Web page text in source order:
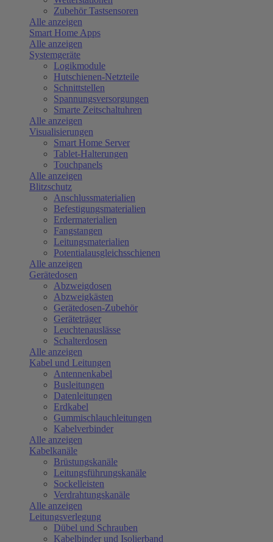
Zubehör Tastsensoren
Alle anzeigen
Smart Home Apps
Alle anzeigen
Systemgeräte
Logikmodule
Hutschienen-Netzteile
Schnittstellen
Spannungsversorgungen
Smarte Zeitschaltuhren
Alle anzeigen
Visualisierungen
Smart Home Server
Tablet-Halterungen
Touchpanels
Alle anzeigen
Blitzschutz
Anschlussmaterialien
Befestigungsmaterialien
Erdermaterialien
Fangstangen
Leitungsmaterialien
Potentialausgleichsschienen
Alle anzeigen
Gerätedosen
Abzweigdosen
Abzweigkästen
Gerätedosen-Zubehör
Geräteträger
Leuchtenauslässe
Schalterdosen
Alle anzeigen
Kabel und Leitungen
Antennenkabel
Busleitungen
Datenleitungen
Erdkabel
Gummischlauchleitungen
Kabelverbinder
Alle anzeigen
Kabelkanäle
Brüstungskanäle
Leitungsführungskanäle
Sockelleisten
Verdrahtungskanäle
Alle anzeigen
Leitungsverlegung
Dübel und Schrauben
Kabelbinder und Isolierband